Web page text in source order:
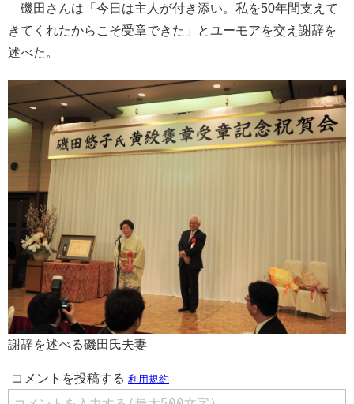
磯田さんは「今日は主人が付き添い。私を50年間支えて
きてくれたからこそ受章できた」とユーモアを交え謝辞を
述べた。
謝辞を述べる磯田氏夫妻